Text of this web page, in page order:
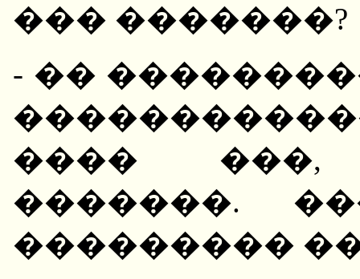
��� �������?
- ��
���� ���,
�������.
���������